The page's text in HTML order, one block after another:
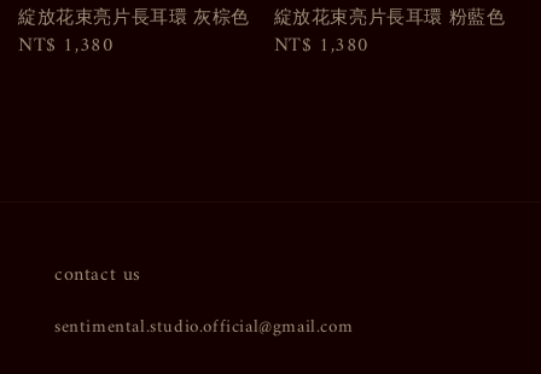
綻放花束亮片長耳環 灰棕色
Regular
NT$ 1,380
綻放花束亮片長耳環 粉藍色
Regular
NT$ 1,380
contact us
sentimental.studio.official@gmail.com